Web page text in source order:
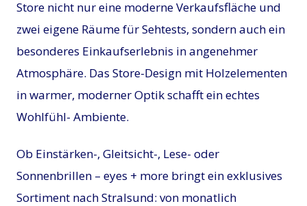
Store nicht nur eine moderne Verkaufsfläche und
zwei eigene Räume für Sehtests, sondern auch ein
besonderes Einkaufserlebnis in angenehmer
Atmosphäre. Das Store-Design mit Holzelementen
in warmer, moderner Optik schafft ein echtes
Wohlfühl- Ambiente.
Ob Einstärken-, Gleitsicht-, Lese- oder
Sonnenbrillen – eyes + more bringt ein exklusives
Sortiment nach Stralsund: von monatlich